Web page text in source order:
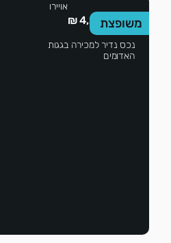
משופצת
4,200,000 ₪
נכס נדיר למכירה בגגות
האדומים
אויירו